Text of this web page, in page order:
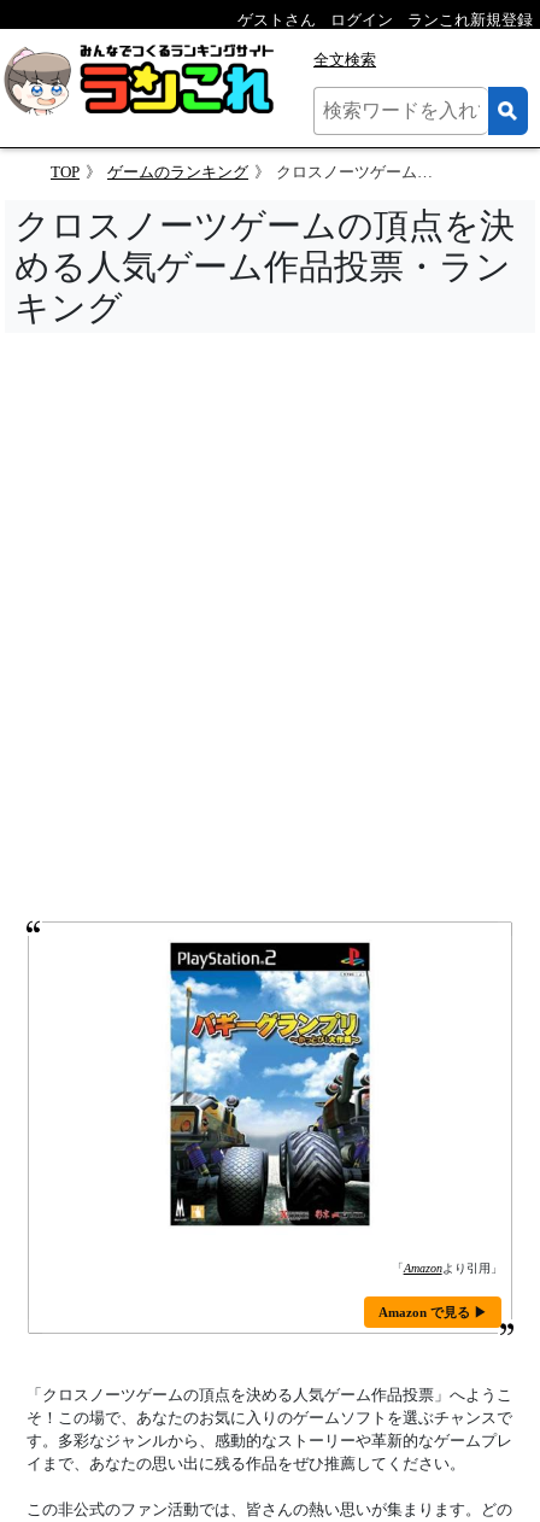
ゲストさん ログイン ランこれ新規登録
全文検索
TOP ゲームのランキング クロスノーツゲームの頂点を決める人気ゲーム作品投票・ランキング
クロスノーツゲームの頂点を決
める人気ゲーム作品投票・ラン
キング
「Amazonより引用」
Amazon で見る ▶
「クロスノーツゲームの頂点を決める人気ゲーム作品投票」へようこ
そ！この場で、あなたのお気に入りのゲームソフトを選ぶチャンスで
す。多彩なジャンルから、感動的なストーリーや革新的なゲームプレ
イまで、あなたの思い出に残る作品をぜひ推薦してください。
この非公式のファン活動では、皆さんの熱い思いが集まります。どの